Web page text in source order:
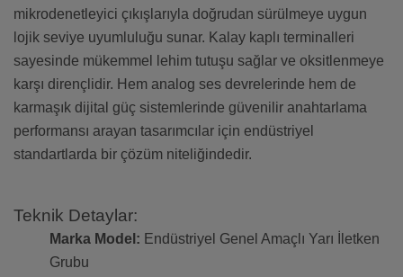
mikrodenetleyici çıkışlarıyla doğrudan sürülmeye uygun
lojik seviye uyumluluğu sunar. Kalay kaplı terminalleri
sayesinde mükemmel lehim tutuşu sağlar ve oksitlenmeye
karşı dirençlidir. Hem analog ses devrelerinde hem de
karmaşık dijital güç sistemlerinde güvenilir anahtarlama
performansı arayan tasarımcılar için endüstriyel
standartlarda bir çözüm niteliğindedir.
Teknik Detaylar:
Marka Model: Endüstriyel Genel Amaçlı Yarı İletken
Grubu